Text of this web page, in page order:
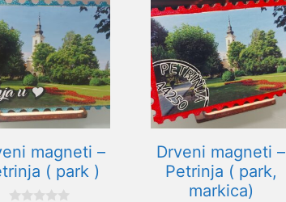
magneti –
( park )
Drveni magneti –
Petrinja ( park,
markica)